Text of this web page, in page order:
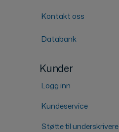
Kontakt oss
Databank
Kunder
Logg inn
Kundeservice
Støtte til underskrivere